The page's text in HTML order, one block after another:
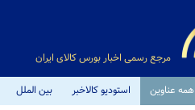
مرجع رسمی اخبار بورس کالای ایران
همه عناوین استودیو کالاخبر بین الملل